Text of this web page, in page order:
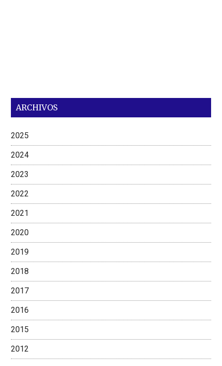
ARCHIVOS
2025
2024
2023
2022
2021
2020
2019
2018
2017
2016
2015
2012